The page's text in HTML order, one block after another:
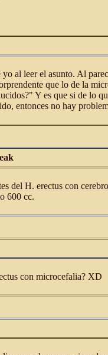
yo al leer el asunto. Al
que lo de la
Y es que si de lo
entonces no hay
del H. erectus con
600 cc.
con microcefalia? XD